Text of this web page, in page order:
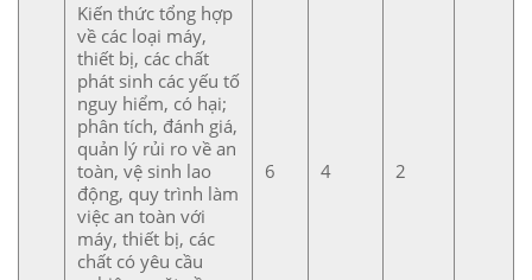
Kiến thức tổng hợp
về các loại máy,
thiết bị, các chất
phát sinh các yếu tố
nguy hiểm, có hại;
phân tích, đánh giá,
quản lý rủi ro về an
toàn, vệ sinh lao
động, quy trình làm
việc an toàn với
máy, thiết bị, các
chất có yêu cầu
6 4 2